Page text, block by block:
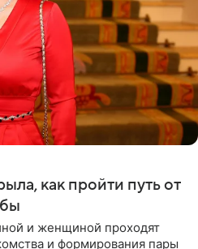
как пройти путь от
и женщиной проходят
и формирования пары